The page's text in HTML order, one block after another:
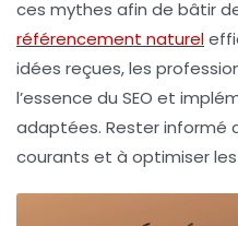
ces mythes afin de bâtir
référencement naturel
idées reçues, les
l’essence du SEO et
adaptées. Rester informé
courants et à optimiser